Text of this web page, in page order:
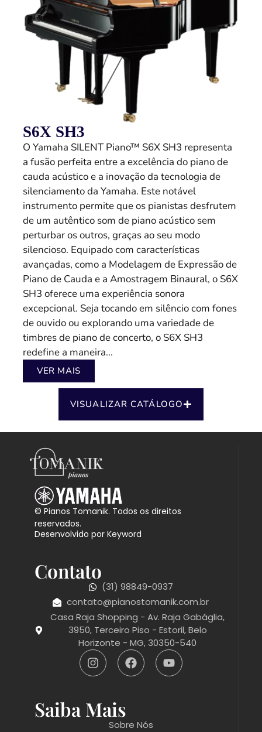
S6X SH3
O Yamaha SILENT Piano™ S6X SH3 representa
a fusão perfeita entre a excelência do piano de
cauda acústico e a inovação da tecnologia de
silenciamento da Yamaha. Este notável
instrumento permite que os pianistas desfrutem
de um autêntico som de piano acústico sem
perturbar os outros, graças ao seu modo
silencioso. Equipado com características
avançadas, como a Modelagem de Expressão de
Piano de Cauda e a Amostragem Binaural, o S6X
SH3 oferece uma experiência sonora
excepcional. Seja tocando em silêncio com fones
de ouvido ou explorando uma variedade de
timbres de piano de concerto, o S6X SH3
redefine a maneira...
VER MAIS
VISUALIZAR CATÁLOGO
© Pianos Tomanik. Todos os direitos
reservados.
Desenvolvido por Keyword
Contato
(31) 98849-0937
contato@pianostomanik.com.br
Casa Raja Shopping - Av. Raja Gabáglia,
3950, Terceiro Piso - Estoril, Belo
Horizonte - MG, 30350-540
Saiba Mais
Sobre Nós